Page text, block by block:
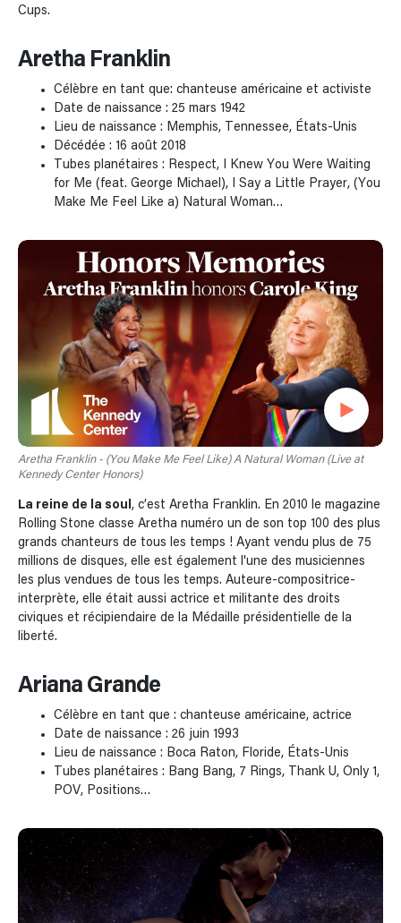
Cups.
Aretha Franklin
Célèbre en tant que: chanteuse américaine et activiste
Date de naissance : 25 mars 1942
Lieu de naissance : Memphis, Tennessee, États-Unis
Décédée : 16 août 2018
Tubes planétaires : Respect, I Knew You Were Waiting
for Me (feat. George Michael), I Say a Little Prayer, (You
Make Me Feel Like a) Natural Woman…
Aretha Franklin - (You Make Me Feel Like) A Natural Woman (Live at
Kennedy Center Honors)
La reine de la soul , c’est Aretha Franklin. En 2010 le magazine
Rolling Stone classe Aretha numéro un de son top 100 des plus
grands chanteurs de tous les temps ! Ayant vendu plus de 75
millions de disques, elle est également l'une des musiciennes
les plus vendues de tous les temps. Auteure-compositrice-
interprète, elle était aussi actrice et militante des droits
civiques et récipiendaire de la Médaille présidentielle de la
liberté.
Ariana Grande
Célèbre en tant que : chanteuse américaine, actrice
Date de naissance : 26 juin 1993
Lieu de naissance : Boca Raton, Floride, États-Unis
Tubes planétaires : Bang Bang, 7 Rings, Thank U, Only 1,
POV, Positions…